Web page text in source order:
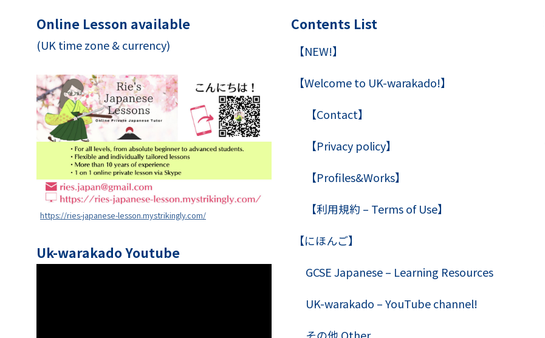
Online Lesson available
(UK time zone & currency)
https://ries-japanese-lesson.mystrikingly.com/
Uk-warakado Youtube
Contents List
【NEW!】
【Welcome to UK-warakado!】
【Contact】
【Privacy policy】
【Profiles&Works】
【利用規約 – Terms of Use】
【にほんご】
GCSE Japanese – Learning Resources
UK-warakado – YouTube channel!